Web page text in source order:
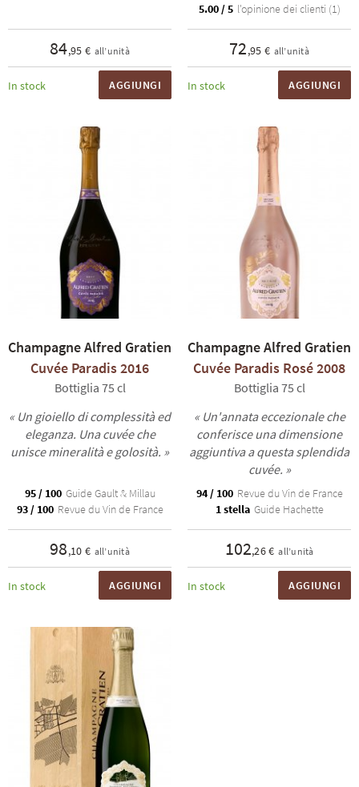
84,95 € all’unità
In stock AGGIUNGI
5.00 / 5 l'opinione dei clienti (1)
72,95 € all’unità
In stock AGGIUNGI
Champagne Alfred Gratien
Cuvée Paradis 2016
Bottiglia 75 cl
« Un gioiello di complessità ed
eleganza. Una cuvée che
unisce mineralità e golosità. »
95 / 100 Guide Gault & Millau
93 / 100 Revue du Vin de France
98,10 € all’unità
In stock AGGIUNGI
Champagne Alfred Gratien
Cuvée Paradis Rosé 2008
Bottiglia 75 cl
« Un'annata eccezionale che
conferisce una dimensione
aggiuntiva a questa splendida
cuvée. »
94 / 100 Revue du Vin de France
1 stella Guide Hachette
102,26 € all’unità
In stock AGGIUNGI